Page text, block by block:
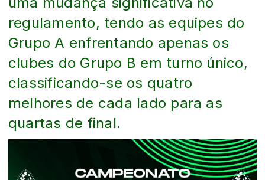
regulamento, tendo as equipes do
Grupo A enfrentando apenas os
clubes do Grupo B em turno único,
classificando-se os quatro
melhores de cada lado para as
quartas de final.